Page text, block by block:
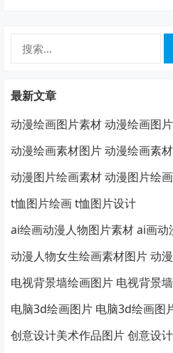
最新文章
动漫绘画图片素材 动漫绘画图
动漫绘画素材图片 动漫绘画素
动漫图片绘画素材 动漫图片绘
t恤图片绘画 t恤图片设计
ai绘画动漫人物图片素材 ai画动
动漫人物女生绘画素材图片 动
电视背景墙绘画图片 电视背景
电脑3d绘画图片 电脑3d绘画图
创意设计美术作品图片 创意设